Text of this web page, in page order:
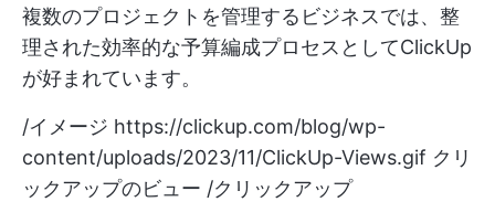
複数のプロジェクトを管理するビジネスでは、整
理された効率的な予算編成プロセスとしてClickUp
が好まれています。
/イメージ https://clickup.com/blog/wp-
content/uploads/2023/11/ClickUp-Views.gif クリ
ックアップのビュー /クリックアップ